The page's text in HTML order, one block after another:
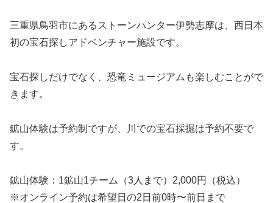
三重県鳥羽市にあるストーンハンター伊勢志摩は、西日本
初の宝石探しアドベンチャー施設です。
宝石探しだけでなく、恐竜ミュージアムも楽しむことがで
きます。
鉱山体験は予約制ですが、川での宝石採掘は予約不要で
す。
鉱山体験：1鉱山1チーム（3人まで）2,000円（税込）
※オンライン予約は希望日の2日前0時〜前日まで